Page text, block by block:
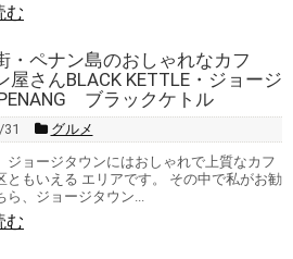
む
・ペナン島のおしゃれなカフ
屋さんBLACK KETTLE・ジョージ
ブラックケトル
グルメ
ジョージタウンにはおしゃれで上質なカフ
ともいえる エリアです。 その中で私がお勧
ら、ジョージタウン...
む